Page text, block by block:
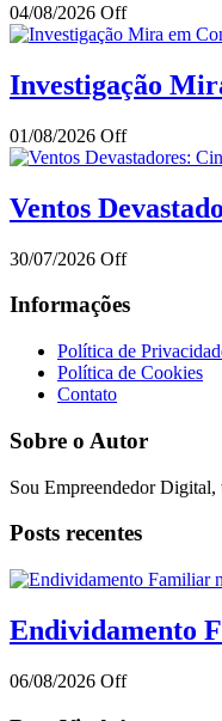
04/08/2026 Off
Investigação
01/08/2026 Off
Ventos
30/07/2026 Off
Informações
Política de
Política de Cookies
Contato
Sobre o Autor
Sou Empreendedor Digital,
Posts recentes
Endividamento
06/08/2026 Off